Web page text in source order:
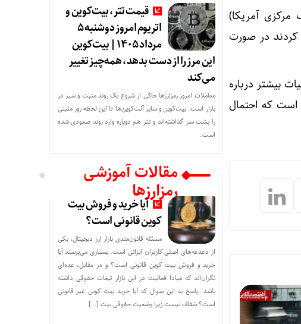
مرکزی آمریکا)
کردند در صورت
بیشتر درباره
است که احتمال
قیمت تتر، بیت‌کوین و
اتریوم امروز دوشنبه ۵
مرداد ۱۴۰۵ | بیت‌کوین
این مرز را از دست بدهد، همه‌چیز تغییر
می‌کند
معاملات امروز رمزارز‌ها حاکی از شروع یک روند مثبت و سبز در
بازار است. بیت‌کوین و سایر آلت‌کوین‌ها تا این لحظه روز مثبتی
را پشت سر گذاشته‌اند و تتر هم دوباره وارد روند صعودی شده
است.
مقالات آموزشی
رمزارزهاآیا خرید و فروش بیت
کوین قانونی است؟
مسئله قانون‌مندی بازار ارز دیجیتال، یکی
از دغدغه‌های اصلی کاربران ایرانی است. بسیاری می‌پرسند آیا
خرید و فروش بیت کوین قانونی است؟ و در مقابل، عده‌ای
نگران‌اند که مبادا فعالیت در این بازار تبعات حقوقی داشته
باشد. پاسخ به این سوال که آیا خرید بیت کوین غیر قانونی
است؟ شفاف نیست زیرا وضعیت حقوقی بیت‌ […]